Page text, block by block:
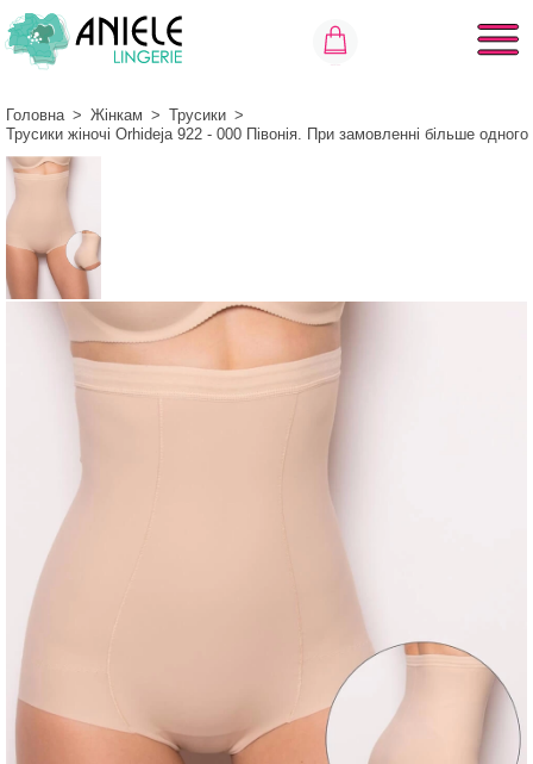
Головна > Жінкам > Трусики >
Трусики жіночі Orhideja 922 - 000 Півонія. При замовленні більше